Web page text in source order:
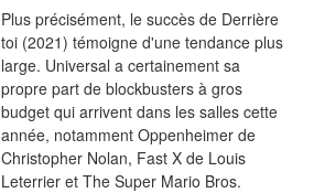
Plus précisément, le succès de Derrière
toi (2021) témoigne d'une tendance plus
large. Universal a certainement sa
propre part de blockbusters à gros
budget qui arrivent dans les salles cette
année, notamment Oppenheimer de
Christopher Nolan, Fast X de Louis
Leterrier et The Super Mario Bros.